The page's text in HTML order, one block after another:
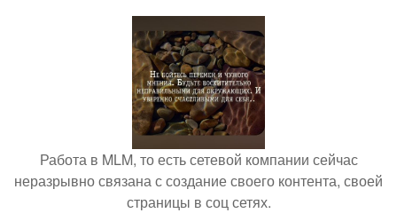
Работа в MLM, то есть сетевой компании сейчас
неразрывно связана с создание своего контента, своей
страницы в соц сетях.